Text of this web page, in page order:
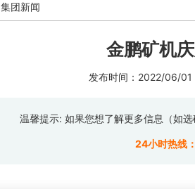
集团新闻
金鹏矿机
发布时间：2022/06/01
温馨提示: 如果您想了解更多信息（如
24小时热线：